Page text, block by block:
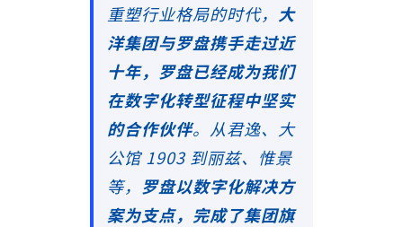
重塑行业格局的时代， 大
洋集团与罗盘携手走过近
十年，罗盘已经成为我们
在数字化转型征程中坚实
的合作伙伴。从君逸、大
公馆 1903 到丽兹、惟景
等， 罗盘以数字化解决方
案为支点，完成了集团旗